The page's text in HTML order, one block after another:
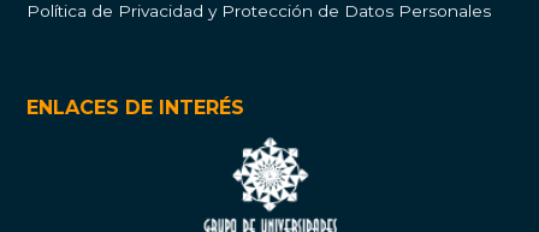
Política de Privacidad y Protección de Datos Personales
ENLACES DE INTERÉS